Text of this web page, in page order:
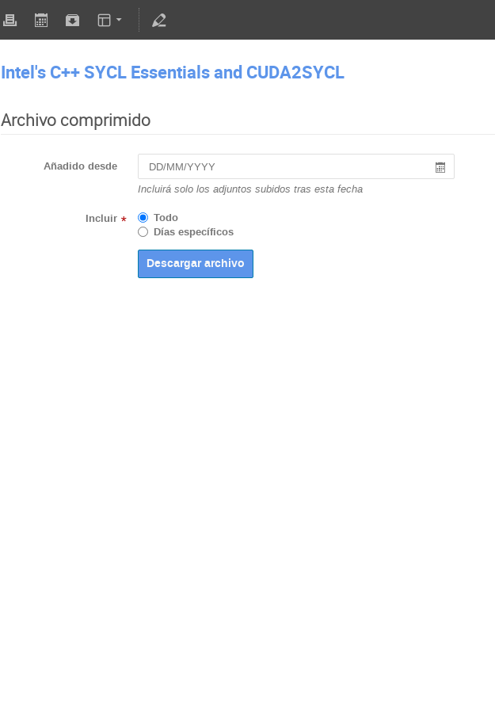
Intel's C++ SYCL Essentials and CUDA2SYCL
Archivo comprimido
Añadido desde
Incluirá solo los adjuntos subidos tras esta fecha
Incluir *
Todo
Días específicos